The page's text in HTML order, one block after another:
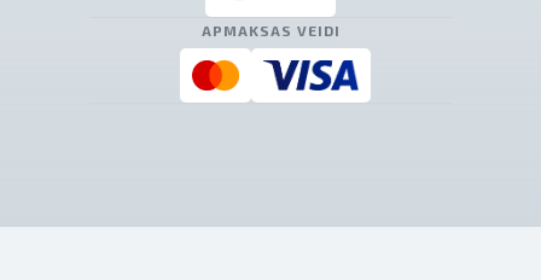
APMAKSAS VEIDI